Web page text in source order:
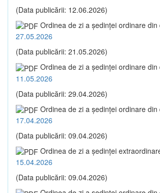
(Data publicării: 12.06.2026)
Ordinea de zi a şedinţei ordinare din
27.05.2026
(Data publicării: 21.05.2026)
Ordinea de zi a şedinţei ordinare din
11.05.2026
(Data publicării: 29.04.2026)
Ordinea de zi a şedinţei ordinare din
17.04.2026
(Data publicării: 09.04.2026)
Ordinea de zi a şedinţei
15.04.2026
(Data publicării: 09.04.2026)